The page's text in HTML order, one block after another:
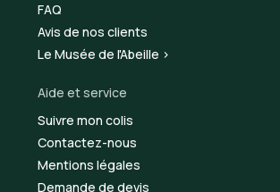
FAQ
Avis de nos clients
Le Musée de l'Abeille >
Aide et service
Suivre mon colis
Contactez-nous
Mentions légales
Demande de devis